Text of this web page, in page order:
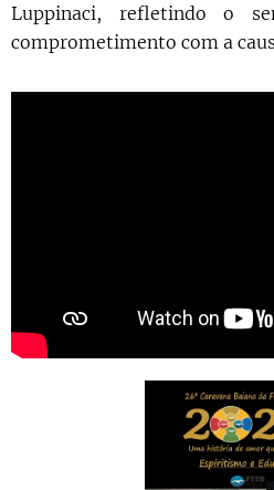
Luppinaci, refletindo o
comprometimento com a